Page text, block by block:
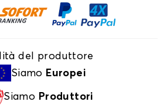
del produttore
Siamo Europei
Siamo Produttori